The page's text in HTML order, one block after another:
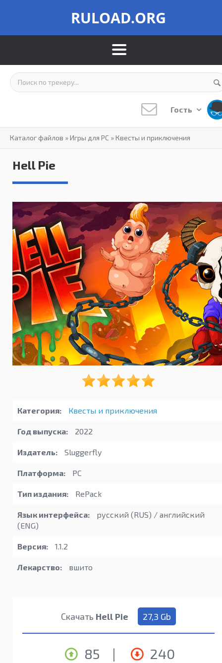
RULOAD.ORG
Гость
Каталог файлов »Игры для PC »Квесты и приключения
Hell Pie
Категория: Квесты и приключения
Год выпуска: 2022
Издатель: Sluggerfly
Платформа: PC
Тип издания: RePack
Язык интерфейса:
русский (RUS) / английский
(ENG)
Версия: 1.1.2
Лекарство: вшито
Скачать Hell Pie 27,3 Gb
85 | 240